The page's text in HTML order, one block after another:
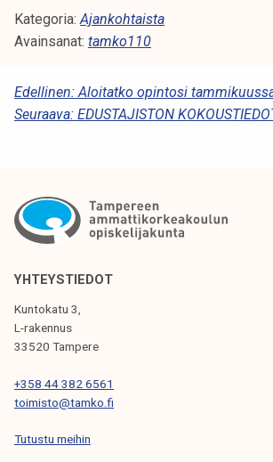
Kategoria:Ajankohtaista
Avainsanat: tamko110
A
R
K
K
E
L
I
E
N
S
E
Edellinen: Aloitatko opintosi
Seuraava: EDUSTAJISTON
YHTEYSTIEDOT
Kuntokatu 3,
L-rakennus
33520 Tampere
+358 44 382 6561
toimisto@tamko.fi
Tutustu meihin